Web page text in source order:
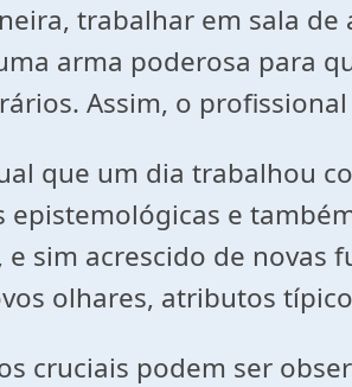
trabalhar em sala
arma poderosa para
Assim, o
que um dia trabalhou
epistemológicas e
sim acrescido de novas
olhares, atributos
cruciais podem ser